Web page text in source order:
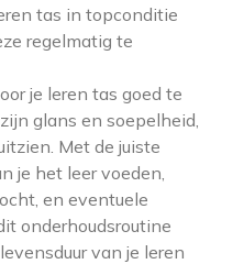
tas in topconditie
regelmatig te
je leren tas goed te
glans en soepelheid,
Met de juiste
je het leer voeden,
en eventuele
onderhoudsroutine
van je leren